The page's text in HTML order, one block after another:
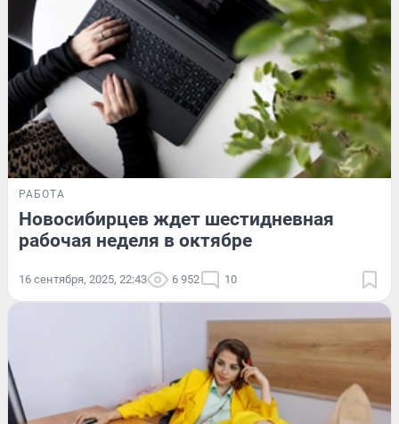
РАБОТА
Новосибирцев ждет шестидневная
рабочая неделя в октябре
16 сентября, 2025, 22:43 6 952 10